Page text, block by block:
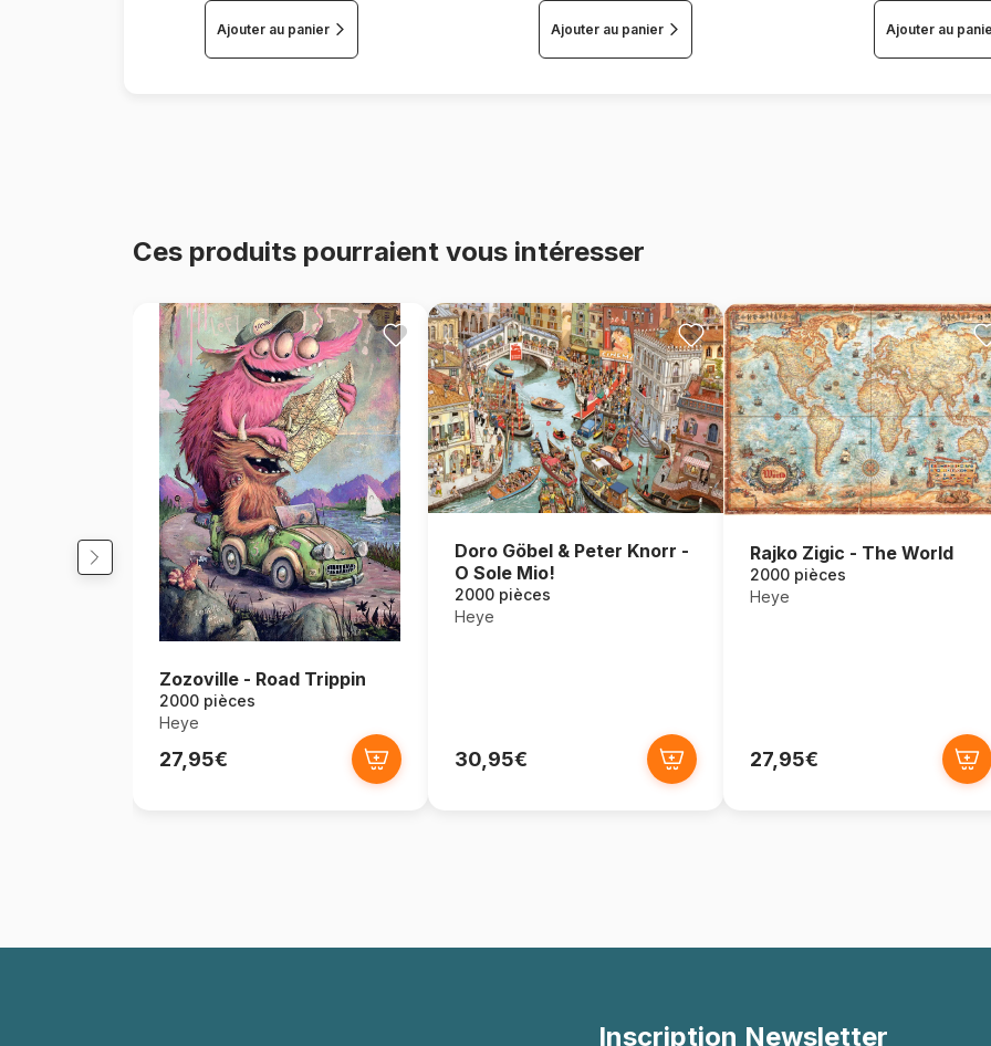
Ajouter au panier Ajouter au panier Ajouter au
Ces produits pourraient vous intéresser
Zozoville - Road Trippin
2000 pièces
Heye
27,95€
Doro Göbel & Peter Knorr -
O Sole Mio!
2000 pièces
Heye
30,95€
Rajko Zigic - The World
2000 pièces
Heye
27,95€
Inscription Newsletter